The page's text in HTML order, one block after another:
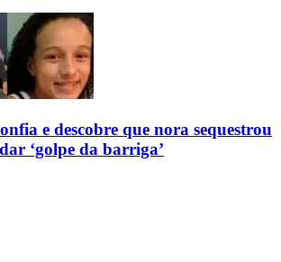
e descobre que nora sequestrou
‘golpe da barriga’